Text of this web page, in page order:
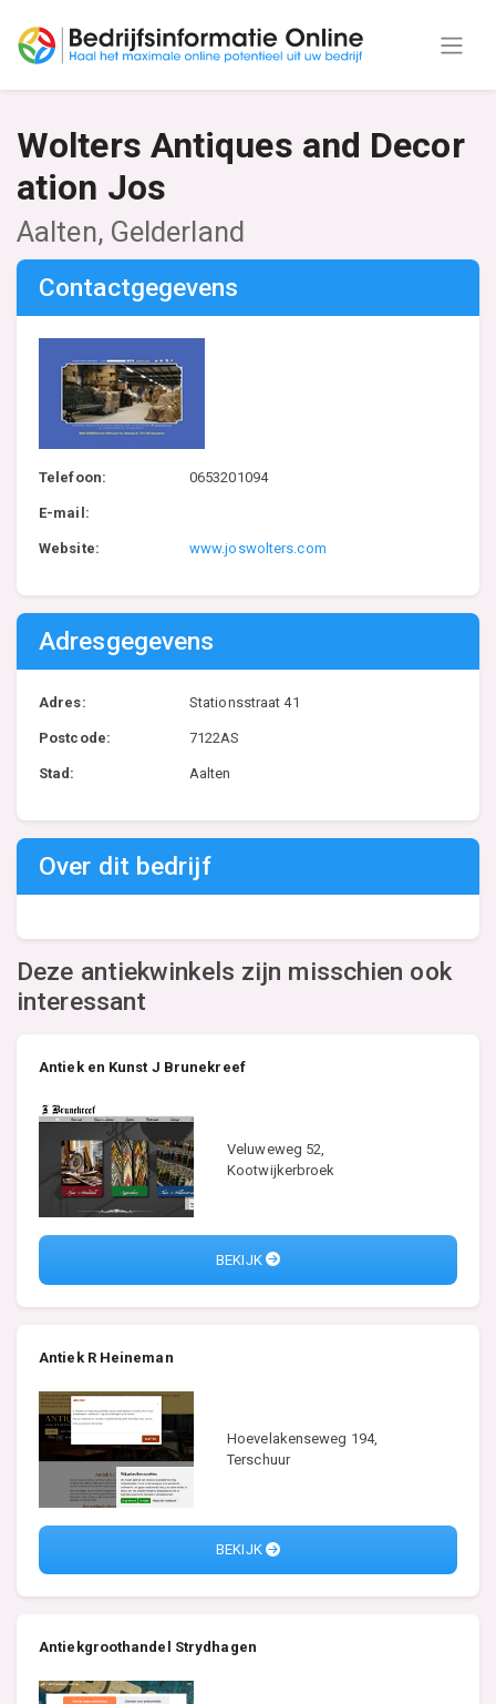
Wolters Antiques and Decor
ation Jos
Aalten, Gelderland
Contactgegevens
Telefoon: 0653201094
E-mail:
Website: www.joswolters.com
Adresgegevens
Adres: Stationsstraat 41
Postcode: 7122AS
Stad: Aalten
Over dit bedrijf
Deze antiekwinkels zijn misschien ook
interessant
Antiek en Kunst J Brunekreef
Veluweweg 52,
Kootwijkerbroek
BEKIJK
Antiek R Heineman
Hoevelakenseweg 194,
Terschuur
BEKIJK
Antiekgroothandel Strydhagen